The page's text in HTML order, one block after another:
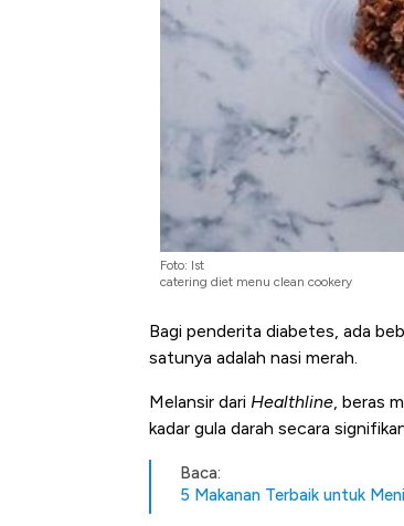
Foto: Ist
catering diet menu clean cookery
Bagi penderita diabetes, ada
satunya adalah nasi merah.
Melansir dari Healthline, beras
kadar gula darah secara
Baca:
5 Makanan Terbaik untuk
Begini Cara Korsel
di Jaman Dulu